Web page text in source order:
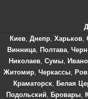
Киев, Днепр, Харьков,
Винница, Полтава,
Николаев, Сумы,
Житомир, Черкассы,
Краматорск, Белая
Подольский, Бровары,